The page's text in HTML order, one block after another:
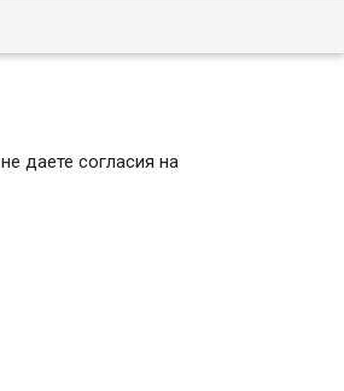
даете согласия на